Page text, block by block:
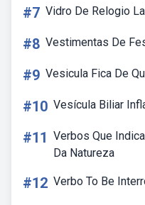
#7 Vidro De Relogio
#8 Vestimentas De
#9 Vesicula Fica De
#10 Vesícula Biliar
#11 Verbos Que
Da Natureza
#12 Verbo To Be